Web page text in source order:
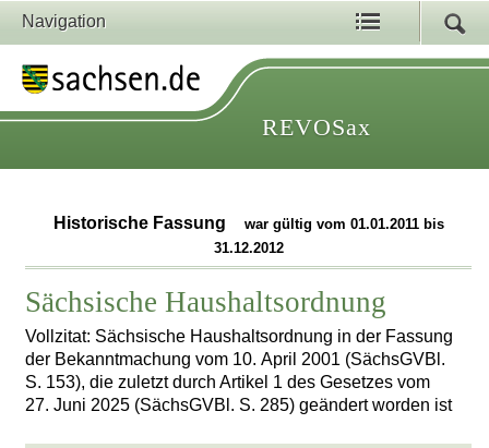
Navigation
REVOSax
Historische Fassung
war gültig vom 01.01.2011 bis
31.12.2012
Sächsische Haushaltsordnung
Vollzitat: Sächsische Haushaltsordnung in der Fassung
der Bekanntmachung vom 10. April 2001 (SächsGVBl.
S. 153), die zuletzt durch Artikel 1 des Gesetzes vom
27. Juni 2025 (SächsGVBl. S. 285) geändert worden ist